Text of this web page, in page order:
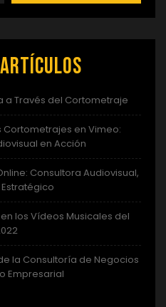
a Través del Cortometraje
Cortometrajes en Vimeo:
en Acción
Consultora Audiovisual,
los Vídeos Musicales del
la Consultoría de Negocios
Empresarial